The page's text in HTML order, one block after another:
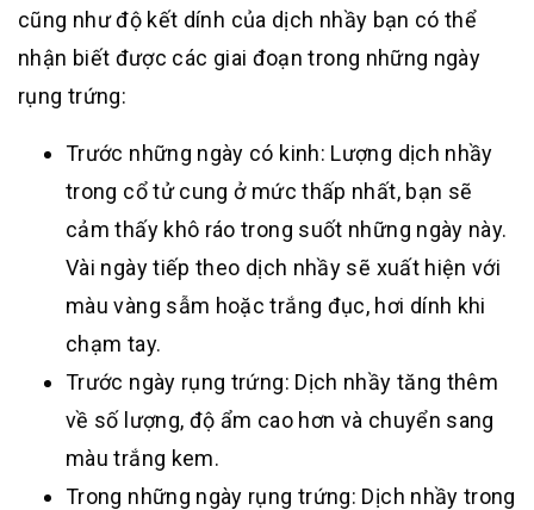
cũng như độ kết dính của dịch nhầy bạn có thể
nhận biết được các giai đoạn trong những ngày
rụng trứng:
Trước những ngày có kinh: Lượng dịch nhầy
trong cổ tử cung ở mức thấp nhất, bạn sẽ
cảm thấy khô ráo trong suốt những ngày này.
Vài ngày tiếp theo dịch nhầy sẽ xuất hiện với
màu vàng sẫm hoặc trắng đục, hơi dính khi
chạm tay.
Trước ngày rụng trứng: Dịch nhầy tăng thêm
về số lượng, độ ẩm cao hơn và chuyển sang
màu trắng kem.
Trong những ngày rụng trứng: Dịch nhầy trong